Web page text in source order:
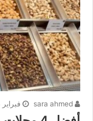
فبراير 23, 2024